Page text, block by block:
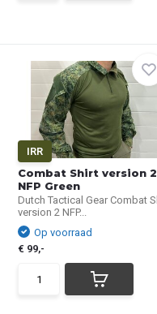
IRR
Combat Shirt version
NFP Green
Dutch Tactical Gear Combat
version 2 NFP...
Op voorraad
€ 99,-